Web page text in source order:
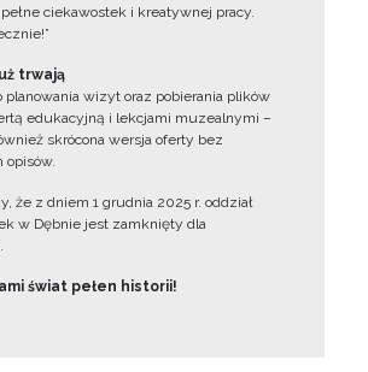
pełne ciekawostek i kreatywnej pracy.
trwają
planowania wizyt oraz pobierania plików
edukacyjną i lekcjami muzealnymi –
skrócona wersja oferty bez
opisów.
że z dniem 1 grudnia 2025 r. oddział
w Dębnie jest zamknięty dla
świat pełen historii!